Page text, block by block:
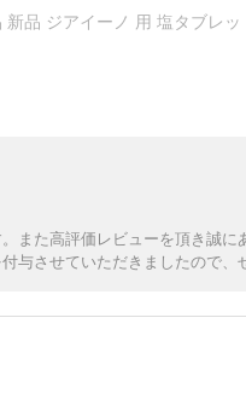
品 ジアイーノ 用 塩タブレ
また高評価レビューを頂き誠
与させていただきましたので